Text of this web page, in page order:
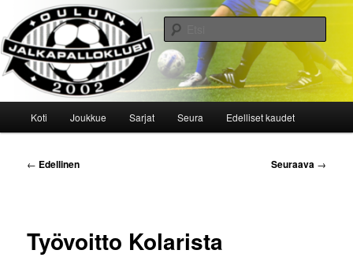
sisältöön
Oulun Jalkapalloklubi
Koti Joukkue Sarjat Seura Edelliset kaudet
Artikkelien
← Edellinen Seuraava →
Työvoitto Kolarista